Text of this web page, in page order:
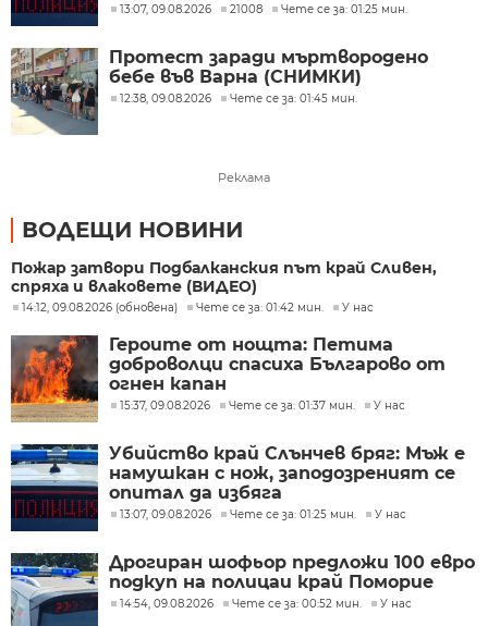
13:07, 09.08.2026 21008 Чете се за: 01:25 мин.
Протест заради мъртвородено
бебе във Варна (СНИМКИ)
12:38, 09.08.2026 Чете се за: 01:45 мин.
Реклама
ВОДЕЩИ НОВИНИ
Пожар затвори Подбалканския път край Сливен,
спряха и влаковете (ВИДЕО)
14:12, 09.08.2026 (обновена) Чете се за: 01:42 мин. У нас
Героите от нощта: Петима
доброволци спасиха Българово от
огнен капан
15:37, 09.08.2026 Чете се за: 01:37 мин. У нас
Убийство край Слънчев бряг: Мъж е
намушкан с нож, заподозреният се
опитал да избяга
13:07, 09.08.2026 Чете се за: 01:25 мин. У нас
Дрогиран шофьор предложи 100 евро
подкуп на полицаи край Поморие
14:54, 09.08.2026 Чете се за: 00:52 мин. У нас